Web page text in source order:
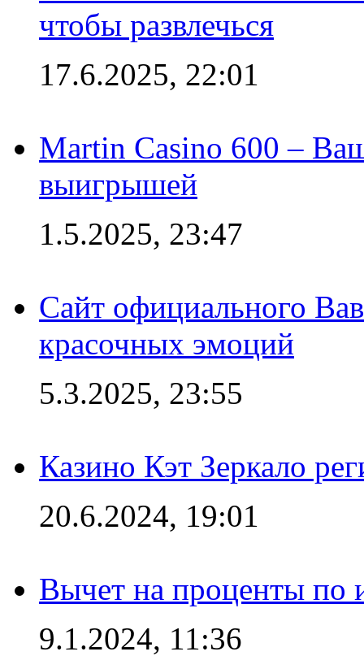
чтобы развлечься
17.6.2025, 22:01
Martin Casino 600 –
выигрышей
1.5.2025, 23:47
Сайт официального
красочных эмоций
5.3.2025, 23:55
Казино Кэт Зеркало
20.6.2024, 19:01
Вычет на проценты по
9.1.2024, 11:36